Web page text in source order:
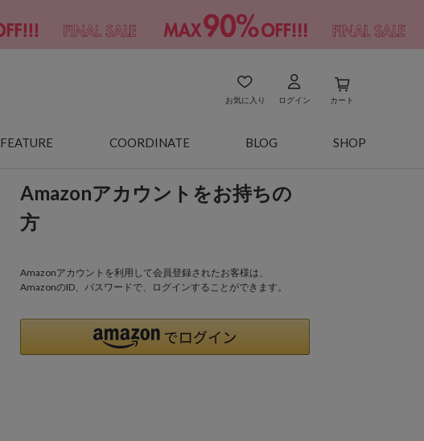
お気に入り ログイン カート
FEATURE COORDINATE BLOG SHOP
Amazonアカウントをお持ちの
方
Amazonアカウントを利用して会員登録されたお客様は、
AmazonのID、パスワードで、ログインすることができます。